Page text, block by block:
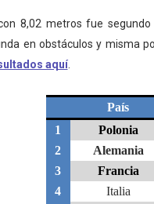
8,02 metros fue
en obstáculos y misma
aquí.
País
1
Polonia
2
Alemania
3
Francia
4
Italia